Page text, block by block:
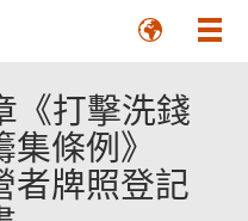
《打擊洗錢
條例》
者牌照登記